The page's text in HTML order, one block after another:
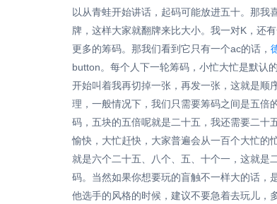
以从青蛙开始讲话，起码可能放进五十。那
牌，这样大家就翻牌来比大小。我一对K，还
更多的筹码。那我们看到它只有一个ac的话，
button。每个人下一轮筹码，小忙大忙是默认
开始叫着我再切掉一张，再发一张，这就是顺
理，一般情况下，我们只需要筹码之间是五倍
码，五块的五倍呢就是二十五，我还需要二十
愉快，大忙赶快，大家普遍会从一百个大忙的
就是六个二十五、八个、五、十个一，这就是
码。当然如果你想要玩的盲触不一样大的话，
他选手的风格的时候，建议不要急着去玩儿，